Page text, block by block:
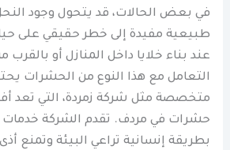
في بعض الحالات، قد يتحول وجود
طبيعية مفيدة إلى خطر حقيقي على
عند بناء خلايا داخل المنازل أو بالقرب
التعامل مع هذا النوع من الحشرات
متخصصة مثل شركة زمردة، التي تعد
حشرات في مردف. تقدم الشركة خدمات
بطريقة إنسانية تراعي البيئة وتمنع